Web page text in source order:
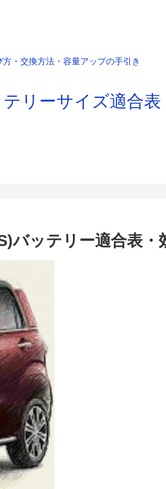
・交換方法・容量アップの手引き
リーサイズ適合表
バッテリー適合表・